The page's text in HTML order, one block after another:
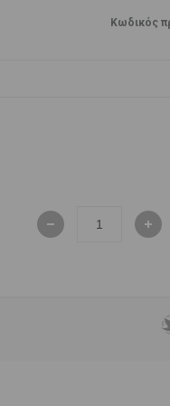
Κωδικός